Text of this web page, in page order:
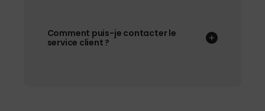
Comment puis-je contacter le
service client ?